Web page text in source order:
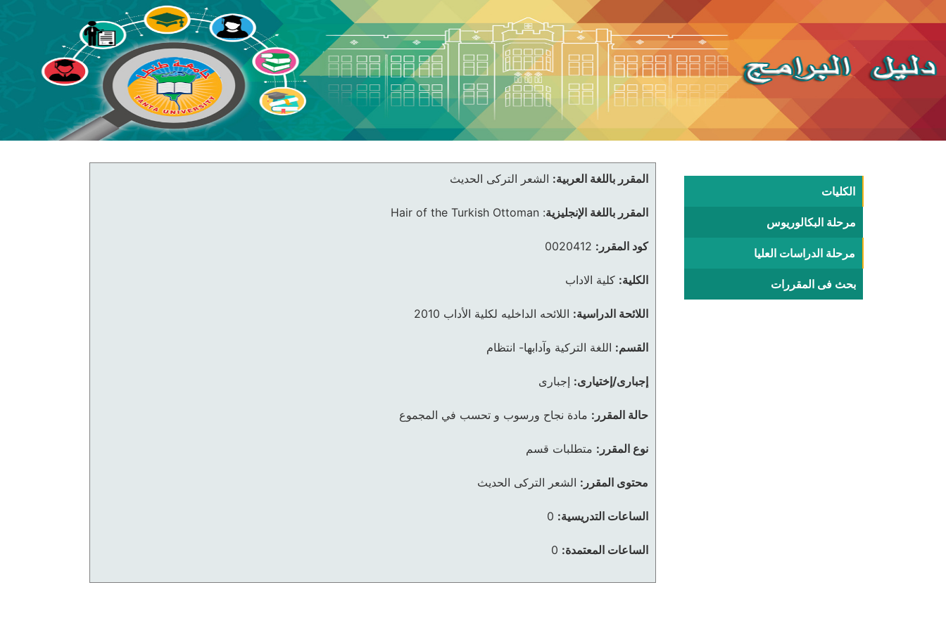
الكليات
مرحلة البكالوريوس
مرحلة الدراسات العليا
بحث فى المقررات
المقرر باللغة العربية: الشعر التركى الحديث
المقرر باللغة الإنجليزية:
Hair of the Turkish Ottoman
كود المقرر: 0020412
الكلية: كلية الاداب
اللائحة الدراسية: اللائحه الداخليه لكلية الأداب 2010
القسم: اللغة التركية وآدابها- انتظام
إجبارى/إختيارى: إجبارى
حالة المقرر: مادة نجاح ورسوب و تحسب في المجموع
نوع المقرر: متطلبات قسم
محتوى المقرر: الشعر التركى الحديث
الساعات التدريسية: 0
الساعات المعتمدة: 0